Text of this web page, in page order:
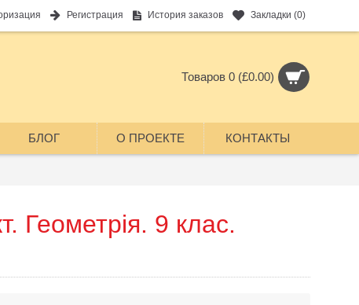
Регистрация История заказов Закладки (0)
Товаров 0 (£0.00)
БЛОГ О ПРОЕКТЕ КОНТАКТЫ
Геометрія. 9 клас.